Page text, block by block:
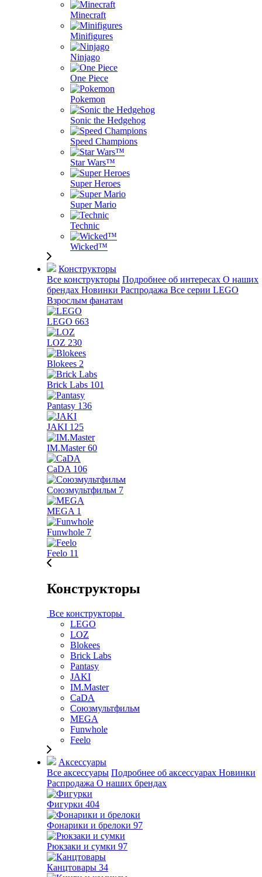
Minecraft
Minifigures
Ninjago
One Piece
Pokemon
Sonic the Hedgehog
Speed Champions
Star Wars™
Super Heroes
Super Mario
Technic
Wicked™
Конструкторы
Все конструкторы Подробнее об интересах О наших
брендах Новинки Распродажа Все серии LEGO
Взрослым фанатам
LEGO 663
LOZ 230
Blokees 2
Brick Labs 101
Pantasy 136
JAKI 125
IM.Master 60
CaDA 106
Союзмультфильм 7
MEGA 1
Funwhole 7
Feelo 11
Конструкторы
Все конструкторы
LEGO
LOZ
Blokees
Brick Labs
Pantasy
JAKI
IM.Master
CaDA
Союзмультфильм
MEGA
Funwhole
Feelo
Аксессуары
Все аксессуары Подробнее об аксессуарах Новинки
Распродажа О наших брендах
Фигурки 404
Фонарики и брелоки 97
Рюкзаки и сумки 97
Канцтовары 34